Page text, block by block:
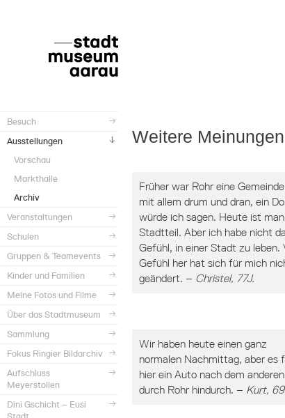
Besuch
Ausstellungen
Vorschau
Markthalle
Archiv
Veranstaltungen
Schulen
Gruppen & Teamevents
Kinder und Familien
Meine Fotos und Filme
Über das Stadtmuseum
Sammlung
Fokus Ringier Bildarchiv
Aufschluss
Meyerstollen
Dini Gschicht – Eusi
Weitere
Früher war Rohr eine
mit allem drum und dran, ein
würde ich sagen. Heute ist
Stadtteil. Aber ich habe nicht
Gefühl, in einer Stadt zu leben.
Gefühl her hat sich für mich
geändert. – Christel, 77J.
Wir haben heute einen ganz
normalen Nachmittag, aber es
hier ein Auto nach dem anderen
durch Rohr hindurch. – Kurt,